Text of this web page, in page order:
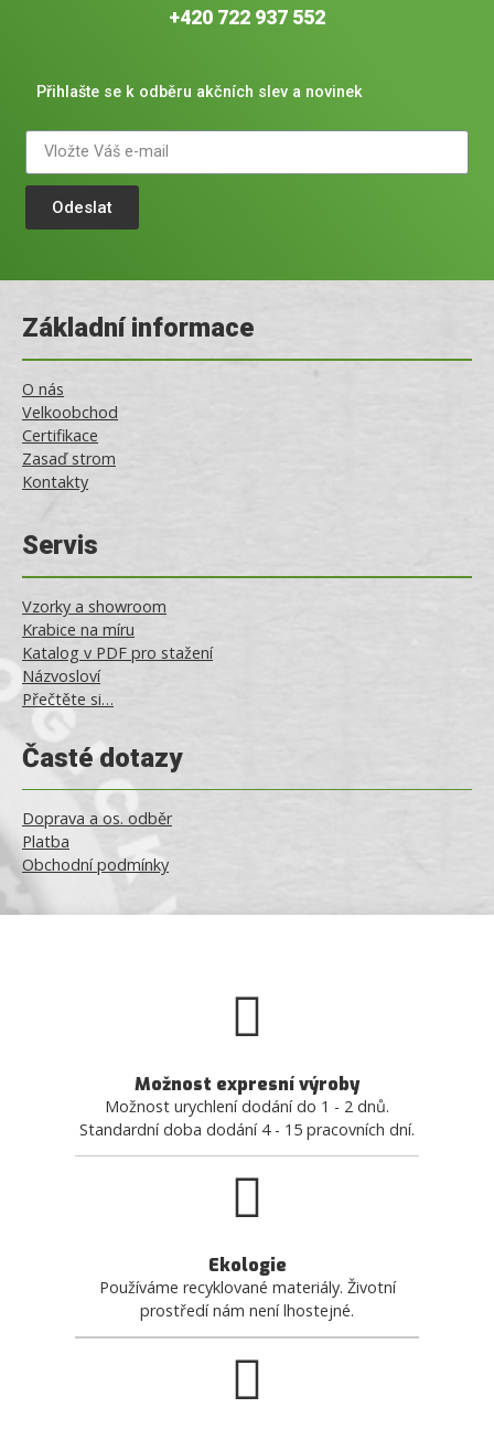
+420 722 937 552
Přihlašte se k odběru akčních slev a novinek
Odeslat
Základní informace
O nás
Velkoobchod
Certifikace
Zasaď strom
Kontakty
Servis
Vzorky a showroom
Krabice na míru
Katalog v PDF pro stažení
Názvosloví
Přečtěte si…
Časté dotazy
Doprava a os. odběr
Platba
Obchodní podmínky
Možnost expresní výroby
Možnost urychlení dodání do 1 - 2 dnů.
Standardní doba dodání 4 - 15 pracovních dní.
Ekologie
Používáme recyklované materiály. Životní
prostředí nám není lhostejné.